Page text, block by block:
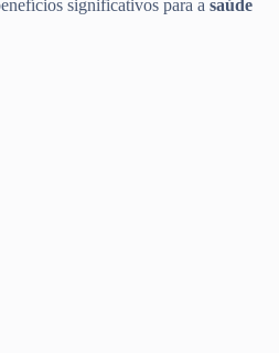
significativos para a saúde